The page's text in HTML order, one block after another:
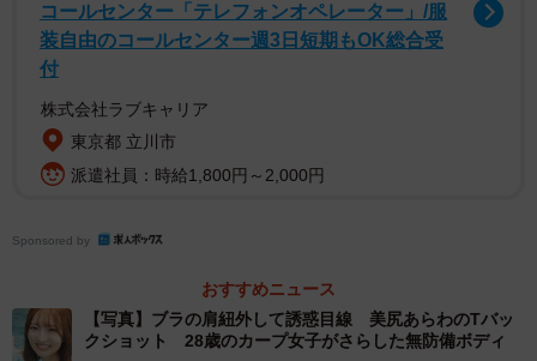
さがら・いおり 1997年11月26日生まれ、埼玉県出身。身
長164cm。2013年に乃木坂46の２期生オーディションに合
し、2023年にグラビアデビュー。以降、精力的にグラビア
出演をつづけている。趣味はバスケ観戦。公式Ｘ：＠
1126iorisagara 公式Instagram：@_iorisagara264_
コールセンター「テレフォンオペレーター」/服
装自由のコールセンター週3日短期もOK総合受
付
株式会社ラブキャリア
東京都 立川市
派遣社員：時給1,800円～2,000円
Sponsored by
おすすめニュース
【写真】ブラの肩紐外して誘惑目線 美尻あらわのTバッ
クショット 28歳のカープ女子がさらした無防備ボディ